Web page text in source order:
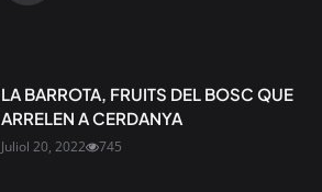
LA BARROTA, FRUITS DEL BOSC QUE
ARRELEN A CERDANYA
Juliol 20, 2022 745